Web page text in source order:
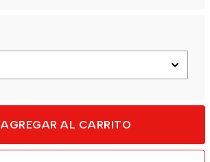
AGREGAR AL CARRITO